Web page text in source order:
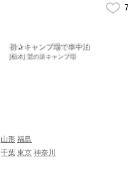
初★キャンプ場で車中泊
[栃木] 鷲の巣キャンプ場
山形 福島
千葉 東京 神奈川